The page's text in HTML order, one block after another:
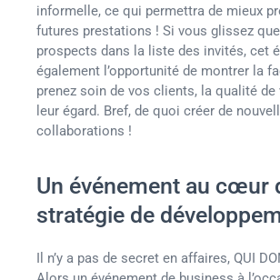
informelle, ce qui permettra de mieux
futures prestations ! Si vous glissez
prospects dans la liste des invités, cet
également l’opportunité de montrer la
prenez soin de vos clients, la qualité de
leur égard. Bref, de quoi créer de
collaborations !
Un événement au cœur
stratégie de
Il n’y a pas de secret en affaires, QUI